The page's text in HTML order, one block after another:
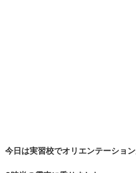
今日は実習校でオリエンテーショ